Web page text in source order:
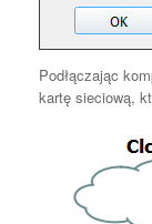
Podłączając
kartę sieciową,